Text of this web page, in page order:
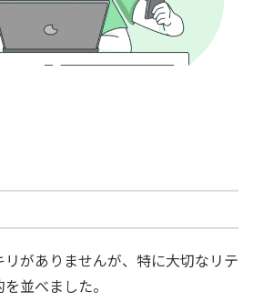
がありませんが、特に大切なリテ
並べました。